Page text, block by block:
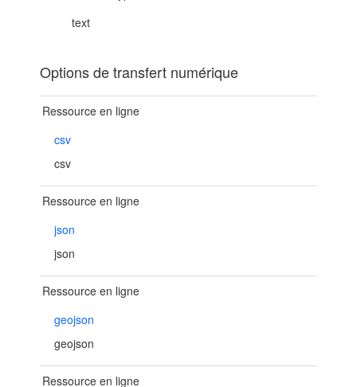
text
Options de transfert numérique
Ressource en ligne
csv
csv
Ressource en ligne
json
json
Ressource en ligne
geojson
geojson
Ressource en ligne